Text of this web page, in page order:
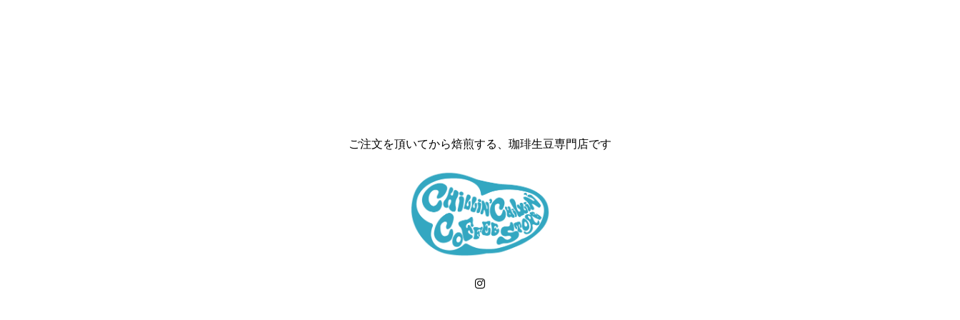
ご注文を頂いてから焙煎する、珈琲生豆専門店です